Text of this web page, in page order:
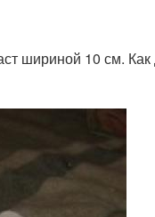
шириной 10 см. Как